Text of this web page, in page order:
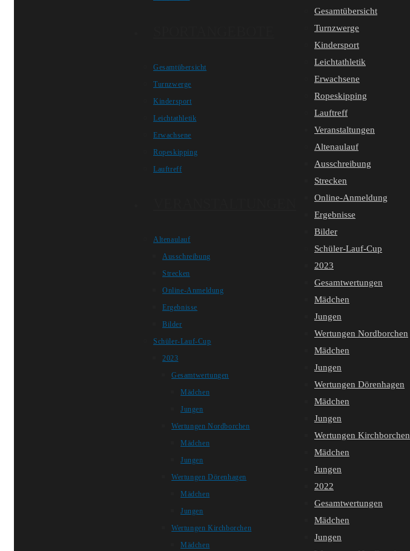
Gesamtübersicht
Turnzwerge
Kindersport
Leichtathletik
Erwachsene
Ropeskipping
Lauftreff
Altenaulauf
Ausschreibung
Strecken
Online-Anmeldung
Ergebnisse
Bilder
Schüler-Lauf-Cup
2023
Gesamtwertungen
Mädchen
Jungen
Wertungen Nordborchen
Mädchen
Jungen
Wertungen Dörenhagen
Mädchen
Jungen
Wertungen Kirchborchen
Mädchen
Gesamtübersicht
Turnzwerge
Kindersport
Leichtathletik
Erwachsene
Ropeskipping
Lauftreff
Veranstaltungen
Altenaulauf
Ausschreibung
Strecken
Online-Anmeldung
Ergebnisse
Bilder
Schüler-Lauf-Cup
2023
Gesamtwertungen
Mädchen
Jungen
Wertungen Nordborchen
Mädchen
Jungen
Wertungen Dörenhagen
Mädchen
Jungen
Wertungen Kirchborchen
Mädchen
Jungen
2022
Gesamtwertungen
Mädchen
Jungen